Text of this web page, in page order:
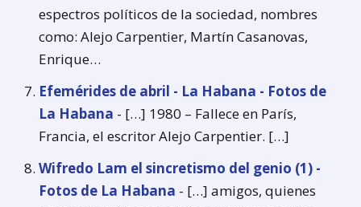
espectros políticos de la sociedad, nombres
como: Alejo Carpentier, Martín Casanovas,
Enrique…
Efemérides de abril - La Habana - Fotos de
La Habana - […] 1980 – Fallece en París,
Francia, el escritor Alejo Carpentier. […]
Wifredo Lam el sincretismo del genio (1) -
Fotos de La Habana - […] amigos, quienes